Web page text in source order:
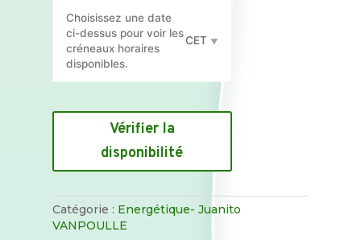
Choisissez une date
ci-dessus pour voir les
créneaux horaires
disponibles.
CET
quantité
Lahochi
+
Énergétique
(45
Vérifier la
disponibilité
Catégorie : Energétique- Juanito
VANPOULLE